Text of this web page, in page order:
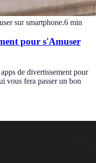
sur smartphone.6 min
pour s'Amuser
de divertissement pour
vous fera passer un bon